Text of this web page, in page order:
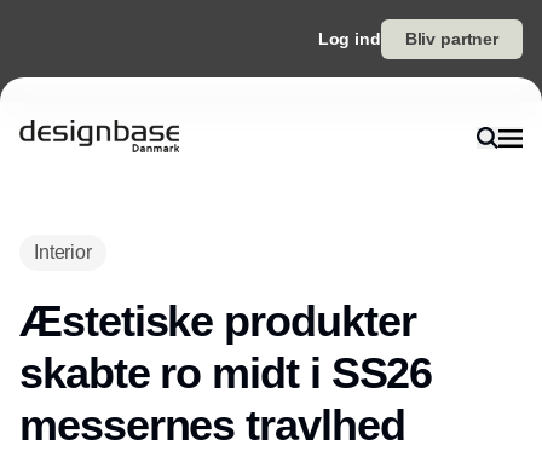
Log ind Bliv partner
Interior
Æstetiske produkter
skabte ro midt i SS26
messernes travlhed